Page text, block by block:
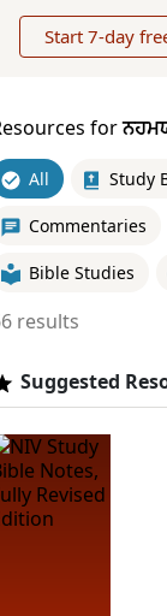
Start 7-day
for
All Study
Commentaries
Bible Studies
results
Suggested